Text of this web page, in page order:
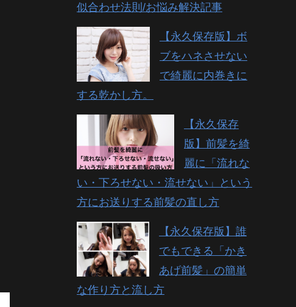
似合わせ法則/お悩み解決記事
【永久保存版】ボ
ブをハネさせない
で綺麗に内巻きに
する乾かし方。
【永久保存
版】前髪を綺
麗に「流れな
い・下ろせない・流せない」という
方にお送りする前髪の直し方
【永久保存版】誰
でもできる「かき
あげ前髪」の簡単
な作り方と流し方